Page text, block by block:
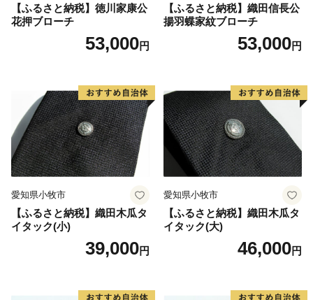
【ふるさと納税】徳川家康公
花押ブローチ
53,000円
【ふるさと納税】織田信長公
揚羽蝶家紋ブローチ
53,000円
愛知県小牧市
【ふるさと納税】織田木瓜タ
イタック(小)
39,000円
愛知県小牧市
【ふるさと納税】織田木瓜タ
イタック(大)
46,000円